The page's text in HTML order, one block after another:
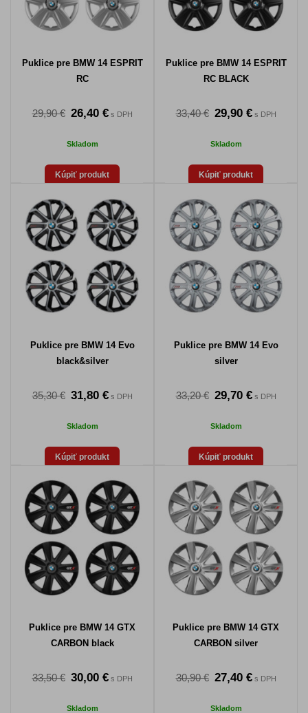
Puklice pre BMW 14 ESPRIT
RC
29,90 € 26,40 €s DPH
Skladom
Kúpiť produkt
Puklice pre BMW 14 ESPRIT
RC BLACK
33,40 € 29,90 €s DPH
Skladom
Kúpiť produkt
Puklice pre BMW 14 Evo
black&silver
35,30 € 31,80 €s DPH
Skladom
Kúpiť produkt
Puklice pre BMW 14 Evo
silver
33,20 € 29,70 €s DPH
Skladom
Kúpiť produkt
Puklice pre BMW 14 GTX
CARBON black
33,50 € 30,00 €s DPH
Skladom
Puklice pre BMW 14 GTX
CARBON silver
30,90 € 27,40 €s DPH
Skladom